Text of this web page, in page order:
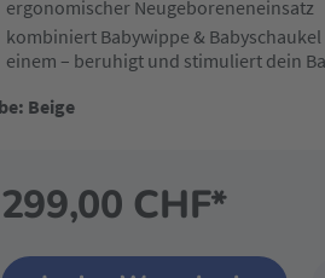
ergonomischer Neugeboreneneinsatz
kombiniert Babywippe & Babyschaukel
einem – beruhigt und stimuliert dein
Beige
299,00 CHF*